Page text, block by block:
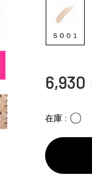
ＳＯ０１
6,930
在庫 〇